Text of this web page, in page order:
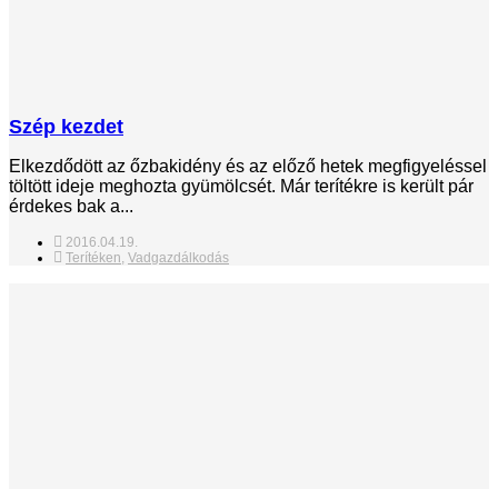
Szép kezdet
Elkezdődött az őzbakidény és az előző hetek megfigyeléssel
töltött ideje meghozta gyümölcsét. Már terítékre is került pár
érdekes bak a...
2016.04.19.
Terítéken, Vadgazdálkodás